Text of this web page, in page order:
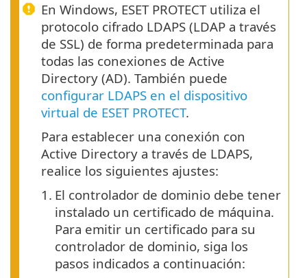
En Windows, ESET PROTECT utiliza el
protocolo cifrado LDAPS (LDAP a través
de SSL) de forma predeterminada para
todas las conexiones de Active
Directory (AD). También puede
configurar LDAPS en el dispositivo
virtual de ESET PROTECT.
Para establecer una conexión con
Active Directory a través de LDAPS,
realice los siguientes ajustes:
1. El controlador de dominio debe tener
instalado un certificado de máquina.
Para emitir un certificado para su
controlador de dominio, siga los
pasos indicados a continuación: